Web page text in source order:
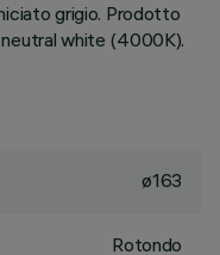
grigio. Prodotto
white (4000K).
ø163
Rotondo